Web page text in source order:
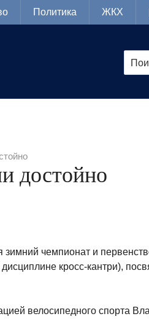
Политика ЖКХ
достойно
чемпионат и
кросс-кантри),
велосипедного спорта